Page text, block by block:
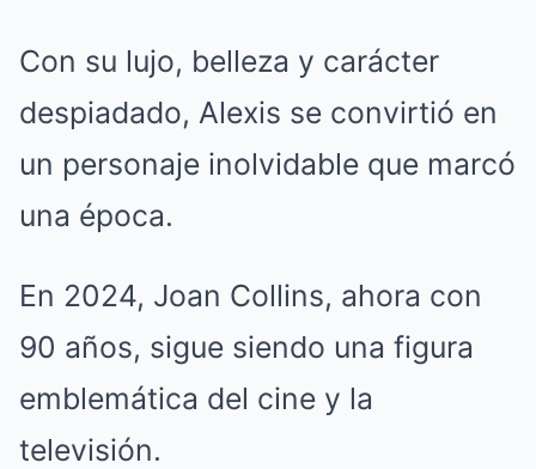
Con su lujo, belleza y carácter
despiadado, Alexis se convirtió en
un personaje inolvidable que marcó
una época.
En 2024, Joan Collins, ahora con
90 años, sigue siendo una figura
emblemática del cine y la
televisión.